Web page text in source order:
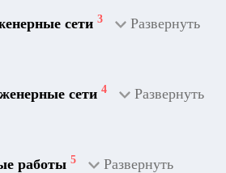
сети 3 Развернуть
сети 4 Развернуть
работы 5 Развернуть